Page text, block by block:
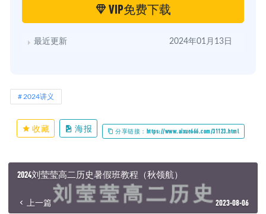
VIP免费下载
最近更新 2024年01月13日
2024讲义
收藏 海报 分享链接：https://www.aixue666.com/31123.html
2024刘莹莹高二历史暑假班教程（秋领航）
上一篇 2023-08-06